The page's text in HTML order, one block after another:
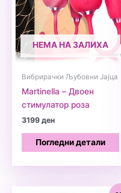
НЕМА НА ЗАЛИХА
Вибрирачки Љубовни Јајца
Martinella – Двоен
стимулатор роза
3199ден
Погледни детали